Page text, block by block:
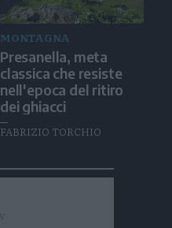
MONTAGNA
Presanella, meta
classica che resiste
nell'epoca del ritiro
dei ghiacci
FABRIZIO TORCHIO